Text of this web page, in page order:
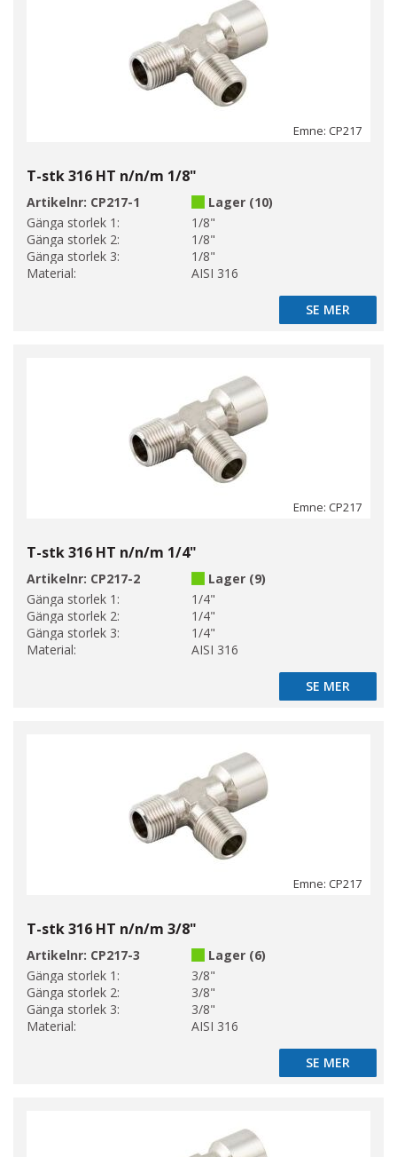
Emne: CP217
T-stk 316 HT n/n/m 1/8"
Artikelnr: CP217-1
Lager (10)
Gänga storlek 1:
1/8"
Gänga storlek 2:
1/8"
Gänga storlek 3:
1/8"
Material:
AISI 316
SE MER
SE MER
Emne: CP217
T-stk 316 HT n/n/m 1/4"
Artikelnr: CP217-2
Lager (9)
Gänga storlek 1:
1/4"
Gänga storlek 2:
1/4"
Gänga storlek 3:
1/4"
Material:
AISI 316
SE MER
SE MER
Emne: CP217
T-stk 316 HT n/n/m 3/8"
Artikelnr: CP217-3
Lager (6)
Gänga storlek 1:
3/8"
Gänga storlek 2:
3/8"
Gänga storlek 3:
3/8"
Material:
AISI 316
SE MER
SE MER